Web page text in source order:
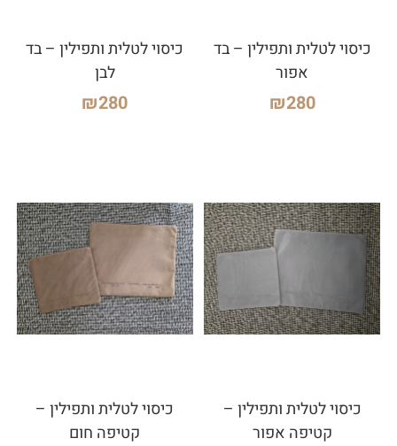
כיסוי לטלית ותפילין – בד
אפור
₪280
כיסוי לטלית ותפילין – בד
לבן
₪280
כיסוי לטלית ותפילין –
קטיפה אפור
כיסוי לטלית ותפילין –
קטיפה חום